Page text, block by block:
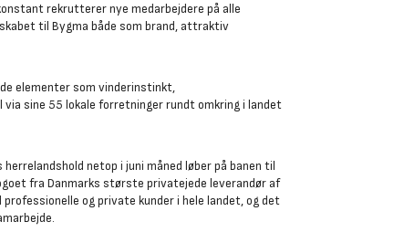
rekrutterer nye medarbejdere på alle
til Bygma både som brand, attraktiv
elementer som vinderinstinkt,
sine 55 lokale forretninger rundt omkring i landet
netop i juni måned løber på banen til
fra Danmarks største privatejede leverandør af
og private kunder i hele landet, og det